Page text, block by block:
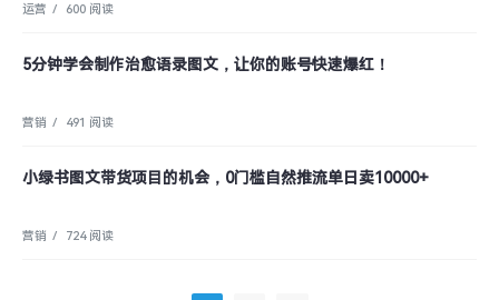
运营 / 600 阅读
5分钟学会制作治愈语录图文，让你的账号快速爆红！
营销 / 491 阅读
小绿书图文带货项目的机会，0门槛自然推流单日卖10000+
营销 / 724 阅读